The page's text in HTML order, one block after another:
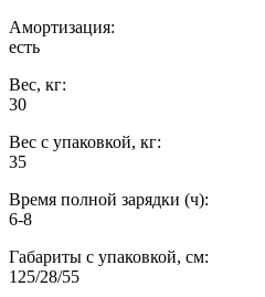
Амортизация:
есть
Вес, кг:
30
Вес с упаковкой, кг:
35
Время полной зарядки (ч):
6-8
Габариты с упаковкой, см:
125/28/55